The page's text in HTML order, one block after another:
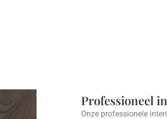
Professioneel
Onze professionele